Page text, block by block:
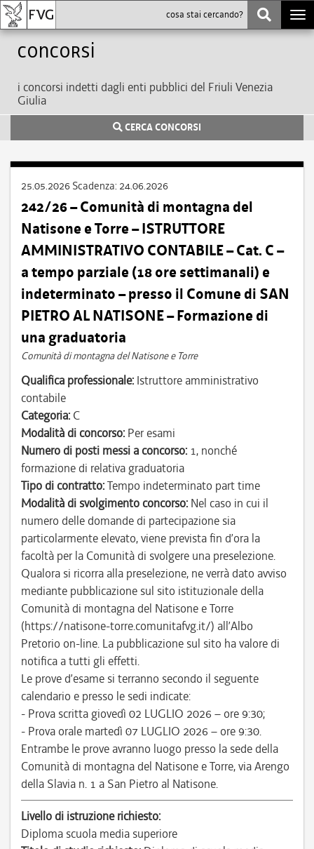
Concorsi
i concorsi indetti dagli enti pubblici del Friuli Venezia
Giulia
CERCA CONCORSI
25.05.2026 Scadenza: 24.06.2026
242/26 – Comunità di montagna del
Natisone e Torre – ISTRUTTORE
AMMINISTRATIVO CONTABILE – Cat. C –
a tempo parziale (18 ore settimanali) e
indeterminato – presso il Comune di SAN
PIETRO AL NATISONE – Formazione di
una graduatoria
Comunità di montagna del Natisone e Torre
Qualifica professionale: Istruttore amministrativo
contabile
Categoria: C
Modalità di concorso: Per esami
Numero di posti messi a concorso: 1, nonché
formazione di relativa graduatoria
Tipo di contratto:Tempo indeterminato part time
Modalità di svolgimento concorso: Nel caso in cui il
numero delle domande di partecipazione sia
particolarmente elevato, viene prevista fin d’ora la
facoltà per la Comunità di svolgere una preselezione.
Qualora si ricorra alla preselezione, ne verrà dato avviso
mediante pubblicazione sul sito istituzionale della
Comunità di montagna del Natisone e Torre
(https://natisone-torre.comunitafvg.it/) all’Albo
Pretorio on-line. La pubblicazione sul sito ha valore di
notifica a tutti gli effetti.
Le prove d’esame si terranno secondo il seguente
calendario e presso le sedi indicate:
- Prova scritta giovedì 02 LUGLIO 2026 – ore 9:30;
- Prova orale martedì 07 LUGLIO 2026 – ore 9:30.
Entrambe le prove avranno luogo presso la sede della
Comunità di montagna del Natisone e Torre, via Arengo
della Slavia n. 1 a San Pietro al Natisone.
Livello di istruzione richiesto:
Diploma scuola media superiore